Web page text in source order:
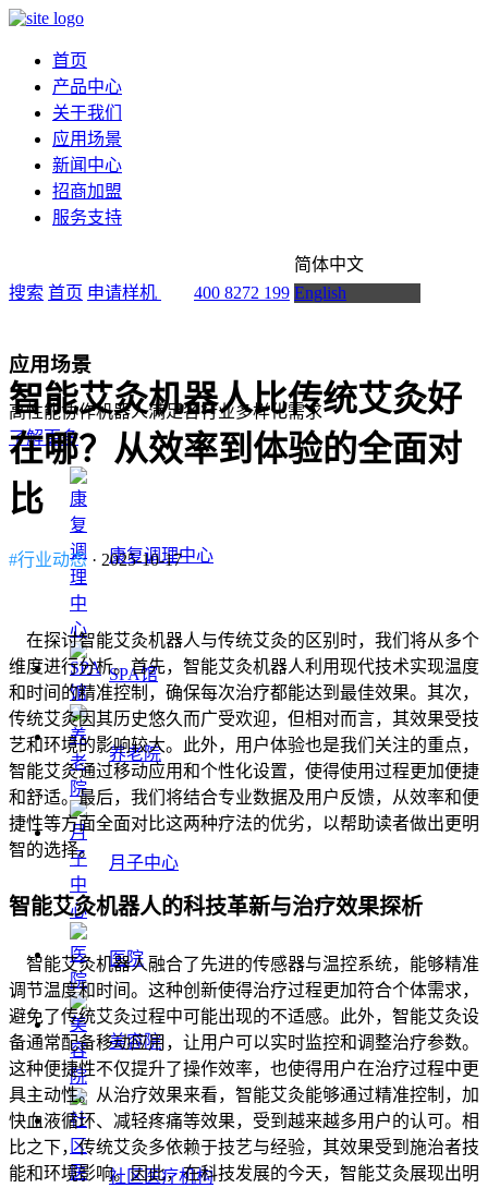
首页
产品中心
关于我们
应用场景
新闻中心
招商加盟
服务支持
搜索 首页 申请样机 400 8272 199
简体中文
English
应用场景
高性能协作机器人满足各行业多样化需求
了解更多
康复调理中心
SPA馆
养老院
月子中心
医院
美容院
社区医疗机构
智能艾灸机器人比传统艾灸好
在哪？从效率到体验的全面对
比
#行业动态 · 2025-10-17
在探讨智能艾灸机器人与传统艾灸的区别时，我们将从多个
维度进行分析。首先，智能艾灸机器人利用现代技术实现温度
和时间的精准控制，确保每次治疗都能达到最佳效果。其次，
传统艾灸因其历史悠久而广受欢迎，但相对而言，其效果受技
艺和环境的影响较大。此外，用户体验也是我们关注的重点，
智能艾灸通过移动应用和个性化设置，使得使用过程更加便捷
和舒适。最后，我们将结合专业数据及用户反馈，从效率和便
捷性等方面全面对比这两种疗法的优劣，以帮助读者做出更明
智的选择。
智能艾灸机器人的科技革新与治疗效果探析
智能艾灸机器人融合了先进的传感器与温控系统，能够精准
调节温度和时间。这种创新使得治疗过程更加符合个体需求，
避免了传统艾灸过程中可能出现的不适感。此外，智能艾灸设
备通常配备移动应用，让用户可以实时监控和调整治疗参数。
这种便捷性不仅提升了操作效率，也使得用户在治疗过程中更
具主动性。从治疗效果来看，智能艾灸能够通过精准控制，加
快血液循环、减轻疼痛等效果，受到越来越多用户的认可。相
比之下，传统艾灸多依赖于技艺与经验，其效果受到施治者技
能和环境影响。因此，在科技发展的今天，智能艾灸展现出明